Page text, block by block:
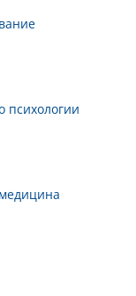
психологии